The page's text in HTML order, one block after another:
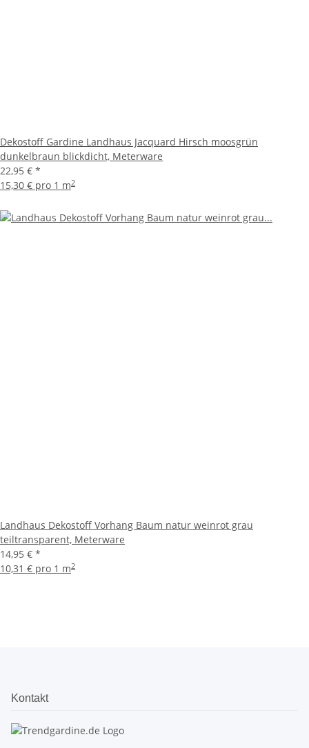
Dekostoff Gardine Landhaus Jacquard Hirsch moosgrün
dunkelbraun blickdicht, Meterware
22,95 € *
15,30 € pro 1 m2
Landhaus Dekostoff Vorhang Baum natur weinrot grau
teiltransparent, Meterware
14,95 € *
10,31 € pro 1 m2
Kontakt